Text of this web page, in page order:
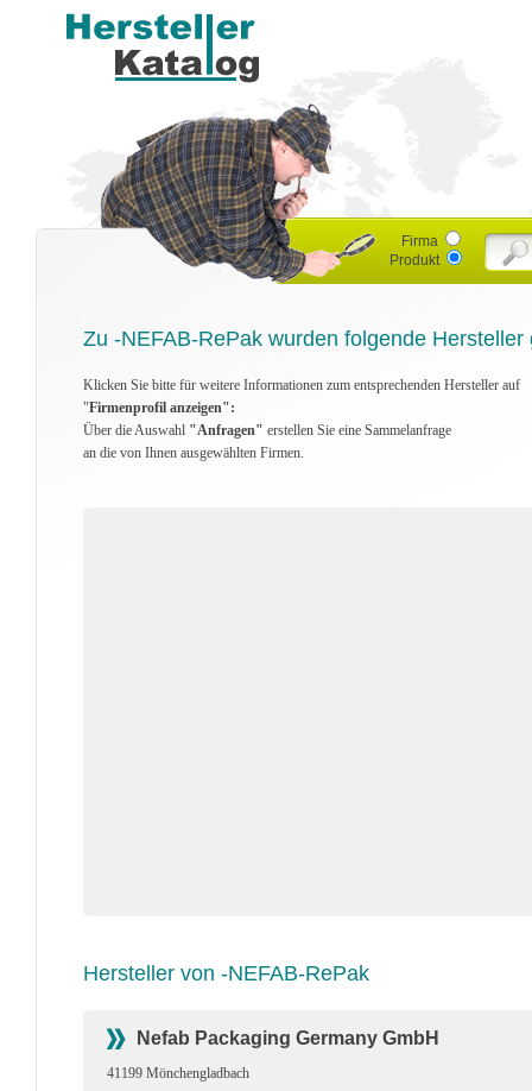
Firma
Produkt
Zu -NEFAB-RePak wurden folgende Hersteller
Klicken Sie bitte für weitere Informationen zum entsprechenden Hersteller auf
"Firmenprofil anzeigen":
Über die Auswahl "Anfragen" erstellen Sie eine Sammelanfrage
an die von Ihnen ausgewählten Firmen.
Hersteller von -NEFAB-RePak
Nefab Packaging Germany GmbH
41199 Mönchengladbach